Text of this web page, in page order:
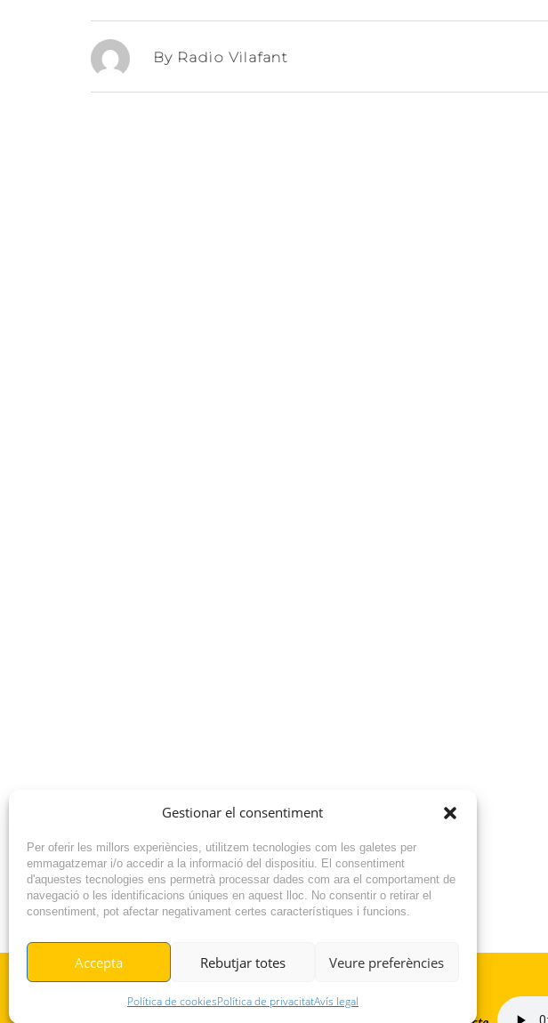
Gestionar el consentiment
Per oferir les millors experiències, utilitzem tecnologies com les galetes per
emmagatzemar i/o accedir a la informació del dispositiu. El consentiment
d'aquestes tecnologies ens permetrà processar dades com ara el comportament de
navegació o les identificacions úniques en aquest lloc. No consentir o retirar el
consentiment, pot afectar negativament certes característiques i funcions.
Accepta Rebutjar totes Veure preferències
Política de cookiesPolítica de privacitatAvís legal
By Radio Vilafant
NOTÍCIA ANTERIOR
© RADIO VILAFANT 2024
|